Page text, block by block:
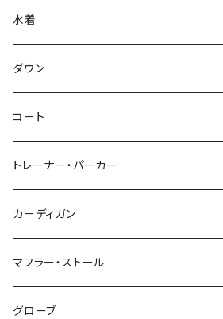
水着
～44/S
46/M
48/L
50/XL～
ダウン
～44/S
46/M
48/L
50/XL～
コート
～44/S
46/M
48/L
50/XL～
トレーナー・パーカー
～44/S
46/M
48/L
カーディガン
～44/S
46/M
マフラー・ストール
グローブ